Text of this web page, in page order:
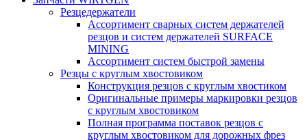
Резцедержатели
Ассортимент сварных систем держателей
резцов и систем держателей SURFACE
MINING
Ассортимент систем быстрой замены
Резцы с круглым хвостовиком
Конструкция резцов с круглым хвостиком
Оригинальные примеры маркировки резцов
с круглым хвостовиком
Полная программа поставок резцов с
круглым хвостовиком для дорожных фрез